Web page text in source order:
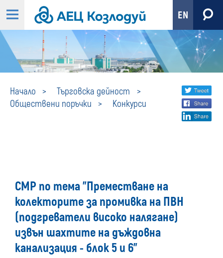
EN
Начало
Търговска дейност
Обществени поръчки
Конкурси
Конкурси
Share
social
СМР по тема "Преместване на
колекторите за промивка на ПВН
(подгреватели високо налягане)
извън шахтите на дъждовна
канализация - блок 5 и 6"